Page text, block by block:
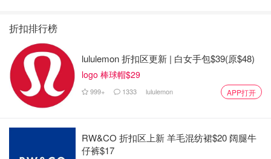
折扣排行榜
lululemon 折扣区更新 | 白女手包$39(原$48)
logo 棒球帽$29
999+ 1333 lululemon APP打开
RW&CO 折扣区上新 羊毛混纺裙$20 阔腿牛
仔裤$17